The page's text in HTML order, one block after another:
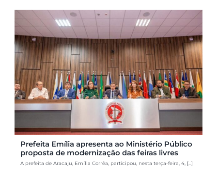
Prefeita Emília apresenta ao Ministério Público
proposta de modernização das feiras livres
A prefeita de Aracaju, Emília Corrêa, participou, nesta terça-feira, 4, [...]